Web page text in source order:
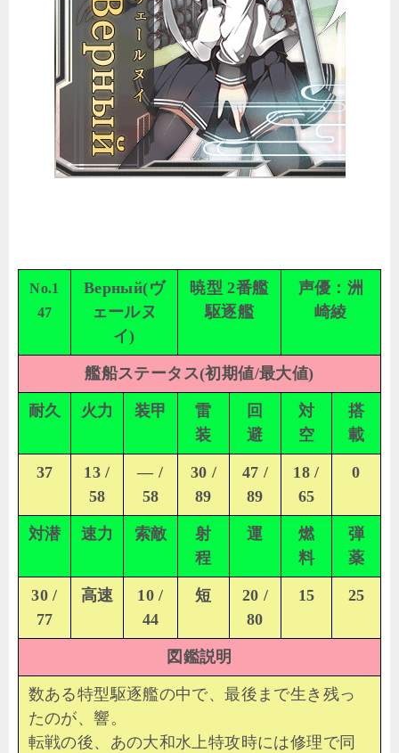
No.1
47
Верный(ヴ
ェールヌ
イ)
暁型 2番艦
駆逐艦
声優：洲
崎綾
艦船ステータス(初期値/最大値)
耐久 火力 装甲
雷
装
回
避
対
空
搭
載
37
13 /
58
— /
58
30 /
89
47 /
89
18 /
65
0
対潜 速力 索敵
射
程
運
燃
料
弾
薬
30 /
77
高速
10 /
44
短
20 /
80
15 25
図鑑説明
数ある特型駆逐艦の中で、最後まで生き残っ
たのが、響。
転戦の後、あの大和水上特攻時には修理で同